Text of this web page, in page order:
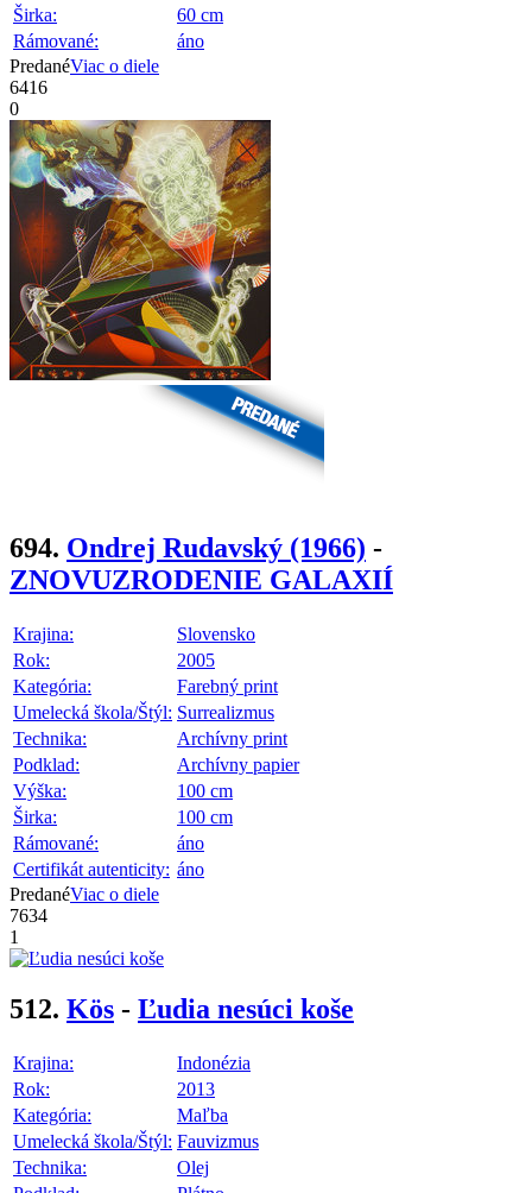
Širka:
60 cm
Rámované:
áno
PredanéViac o diele
6416
0
694. Ondrej Rudavský (1966) -
ZNOVUZRODENIE GALAXIÍ
Krajina:
Slovensko
Rok:
2005
Kategória:
Farebný print
Umelecká škola/Štýl: Surrealizmus
Technika:
Archívny print
Podklad:
Archívny papier
Výška:
100 cm
Širka:
100 cm
Rámované:
áno
Certifikát autenticity: áno
PredanéViac o diele
7634
1
512. Kös - Ľudia nesúci koše
Krajina:
Indonézia
Rok:
2013
Kategória:
Maľba
Umelecká škola/Štýl: Fauvizmus
Technika:
Olej